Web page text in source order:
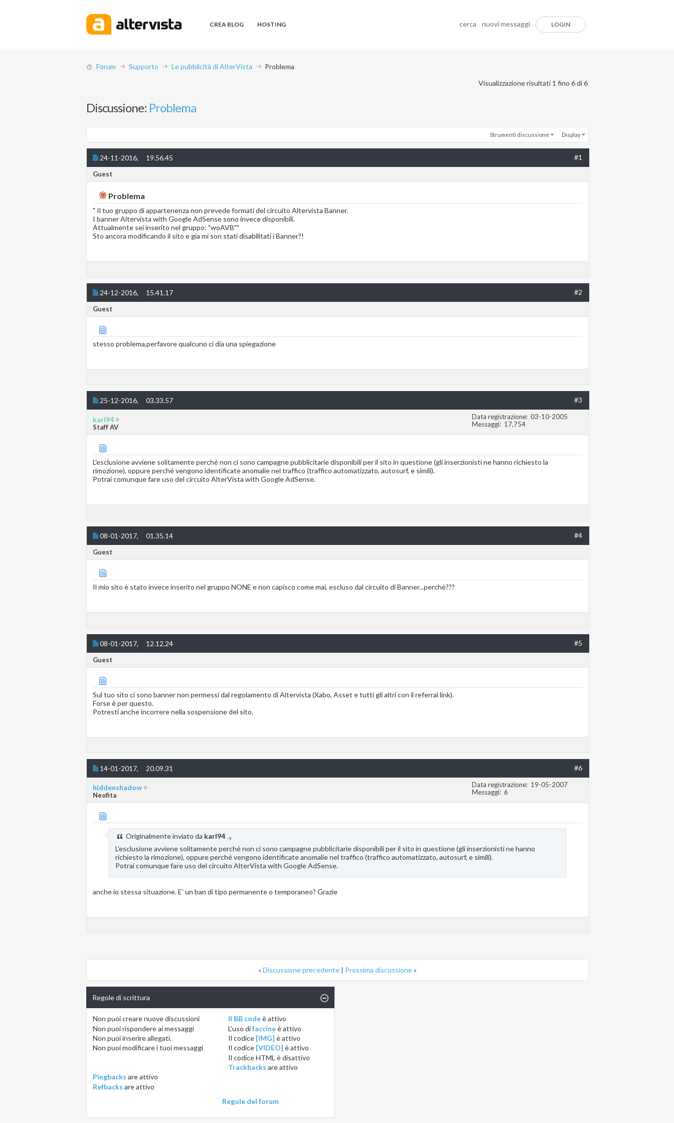
CREA BLOG HOSTING cerca nuovi messaggi LOGIN
Forum Supporto Le pubblicità di AlterVista
Problema
Visualizzazione risultati 1 fino 6 di 6
Discussione: Problema
Strumenti discussione Display
24-11-2016, 19.56.45 #1
Guest
Problema
" Il tuo gruppo di appartenenza non prevede formati del circuito Altervista Banner.
I banner Altervista with Google AdSense sono invece disponibili.
Attualmente sei inserito nel gruppo: "woAVB""
Sto ancora modificando il sito e gia mi son stati disabilitati i Banner?!
24-12-2016, 15.41.17 #2
Guest
stesso problema,perfavore qualcuno ci dia una spiegazione
25-12-2016, 03.33.57 #3
karl94
Staff AV
Data registrazione 03-10-2005
Messaggi
17,754
L'esclusione avviene solitamente perché non ci sono campagne pubblicitarie disponibili per il sito in questione (gli inserzionisti ne hanno richiesto la
rimozione), oppure perché vengono identificate anomalie nel traffico (traffico automatizzato, autosurf, e simili).
Potrai comunque fare uso del circuito AlterVista with Google AdSense.
08-01-2017, 01.35.14 #4
Guest
Il mio sito è stato invece inserito nel gruppo NONE e non capisco come mai, escluso dal circuito di Banner...perchè???
08-01-2017, 12.12.24 #5
Guest
Sul tuo sito ci sono banner non permessi dal regolamento di Altervista (Xabo, Asset e tutti gli altri con il referral link).
Forse è per questo.
Potresti anche incorrere nella sospensione del sito.
14-01-2017, 20.09.31 #6
hiddenshadow
Neofita
Data registrazione
19-05-2007
Messaggi 6
Originalmente inviato da karl94
L'esclusione avviene solitamente perché non ci sono campagne pubblicitarie disponibili per il sito in questione (gli inserzionisti ne hanno
richiesto la rimozione), oppure perché vengono identificate anomalie nel traffico (traffico automatizzato, autosurf, e simili).
Potrai comunque fare uso del circuito AlterVista with Google AdSense.
anche io stessa situazione. E' un ban di tipo permanente o temporaneo? Grazie
«Discussione precedente | Prossima discussione»
Regole di scrittura
Non puoicreare nuove discussioni
Non puoirispondere ai messaggi
Non puoiinserire allegati.
Non puoimodificare i tuoi messaggi
Il BB codeèattivo
L'uso difaccineèattivo
Il codice [IMG] èattivo
Il codice [VIDEO] èattivo
Il codice HTML èdisattivo
Trackbacks areattivo
Pingbacks areattivo
Refbacks areattivo
Regole del forum